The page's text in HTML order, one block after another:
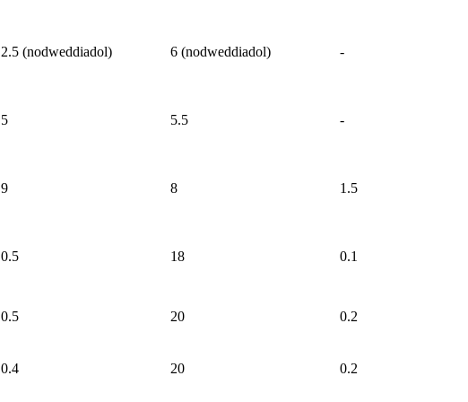
2.5 (nodweddiadol) 6 (nodweddiadol) -
5 5.5 -
9 8 1.5
0.5 18 0.1
0.5 20 0.2
0.4 20 0.2